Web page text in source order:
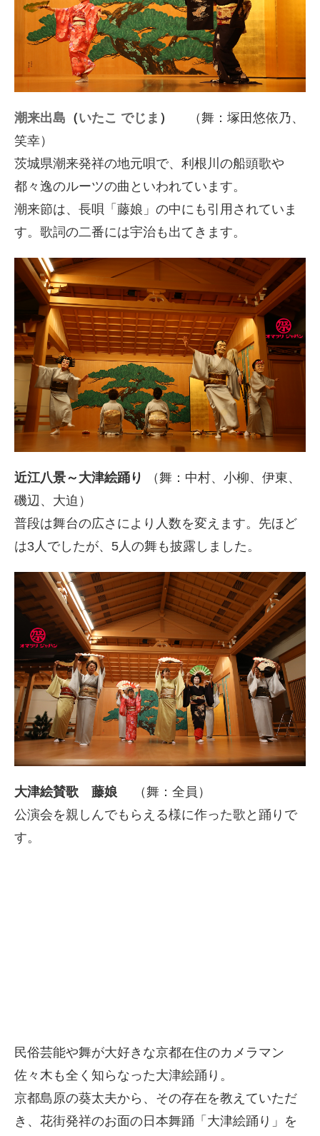
潮来出島 （いたこ でじま ）
（舞：塚田悠依乃、
笑幸）
茨城県潮来発祥の地元唄で、利根川の船頭歌や
都々逸のルーツの曲といわれています。
潮来節は、長唄「藤娘」の中にも引用されていま
す。歌詞の二番には宇治も出てきます。
近江八景～大津絵踊り
（舞：中村、小柳、伊東、
磯辺、大迫）
普段は舞台の広さにより人数を変えます。先ほど
は3人でしたが、5人の舞も披露しました。
大津絵賛歌 藤娘 （舞：全員）
公演会を親しんでもらえる様に作った歌と踊りで
す。
民俗芸能や舞が大好きな京都在住のカメラマン
佐々木も全く知らなった大津絵踊り。
京都島原の葵太夫から、その存在を教えていただ
き、花街発祥のお面の日本舞踊「大津絵踊り」を